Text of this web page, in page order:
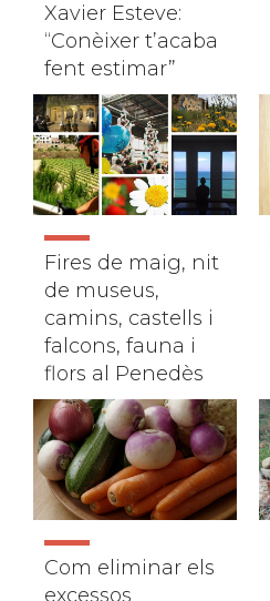
Xavier Esteve:
“Conèixer t’acaba
fent estimar”
Fires de maig, nit
de museus,
camins, castells i
falcons, fauna i
flors al Penedès
Com eliminar els
excessos